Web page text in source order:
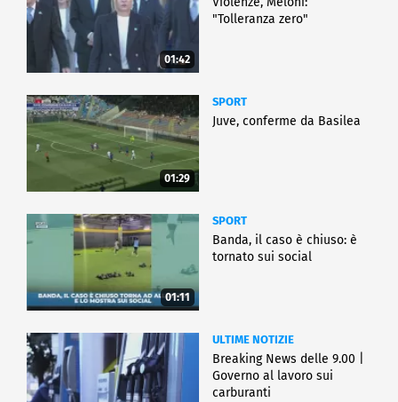
01:42
"Tolleranza zero"
01:29
SPORT
Juve, conferme da Basilea
01:11
SPORT
Banda, il caso è chiuso: è
tornato sui social
ULTIME NOTIZIE
Breaking News delle 9.00 |
Governo al lavoro sui
carburanti